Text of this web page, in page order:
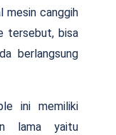
mesin canggih
tersebut, bisa
berlangsung
ini memiliki
lama yaitu